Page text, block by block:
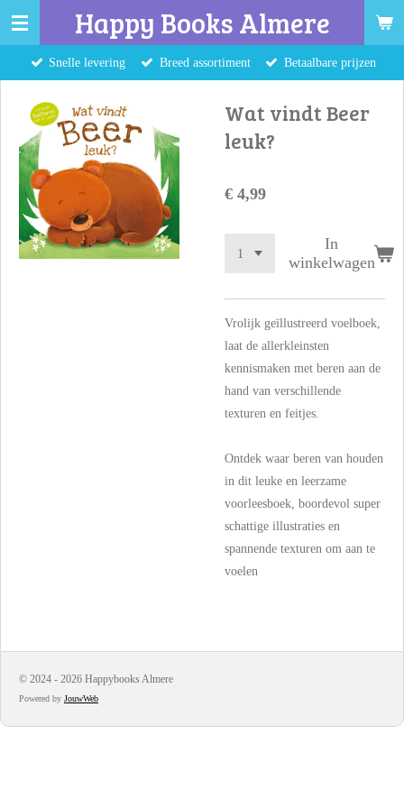
Ga
naar
hoofdinhoud
Happy Books Almere
Snelle levering Breed assortiment Betaalbare prijzen
Wat vindt Beer
leuk?
€ 4,99
In
winkelwagen
Vrolijk geïllustreerd voelboek,
laat de allerkleinsten
kennismaken met beren aan de
hand van verschillende
texturen en feitjes.
Ontdek waar beren van houden
in dit leuke en leerzame
voorleesboek, boordevol super
schattige illustraties en
spannende texturen om aan te
voelen
© 2024 - 2026 Happybooks Almere
Powered by JouwWeb